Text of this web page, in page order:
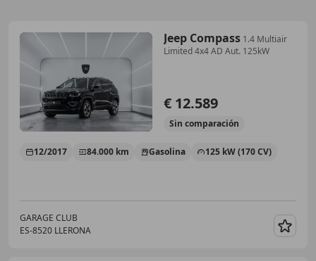
Jeep Compass 1.4 Multiair
Limited 4x4 AD Aut. 125kW
€ 12.589
Sin comparación
12/2017 84.000 km Gasolina 125 kW (170 CV)
GARAGE CLUB
ES-8520 LLERONA